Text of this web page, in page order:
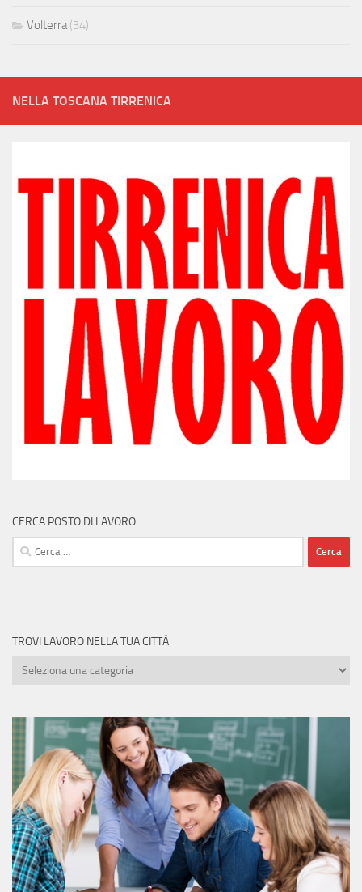
Volterra (34)
NELLA TOSCANA TIRRENICA
CERCA POSTO DI LAVORO
Ricerca
per:
TROVI LAVORO NELLA TUA CITTÀ
Trovi
tua
città